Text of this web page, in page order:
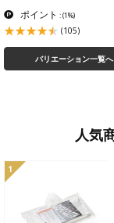
ポイント :(1%)
(105)
バリエーション一覧へ
人気
1